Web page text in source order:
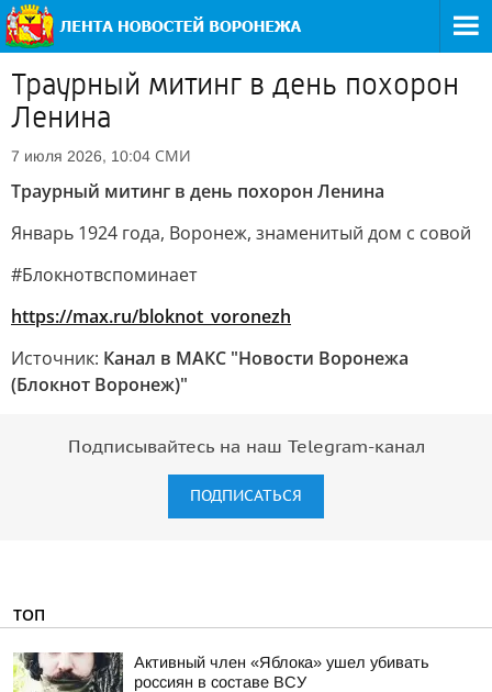
Траурный митинг в день похорон
Ленина
7 июля 2026, 10:04 СМИ
Траурный митинг в день похорон Ленина
Январь 1924 года, Воронеж, знаменитый дом с совой
#Блокнотвспоминает
https://max.ru/bloknot_voronezh
Источник: Канал в МАКС "Новости Воронежа
(Блокнот Воронеж)"
Подписывайтесь на наш Telegram-канал
ПОДПИСАТЬСЯ
ТОП
Активный член «Яблока» ушел убивать
россиян в составе ВСУ